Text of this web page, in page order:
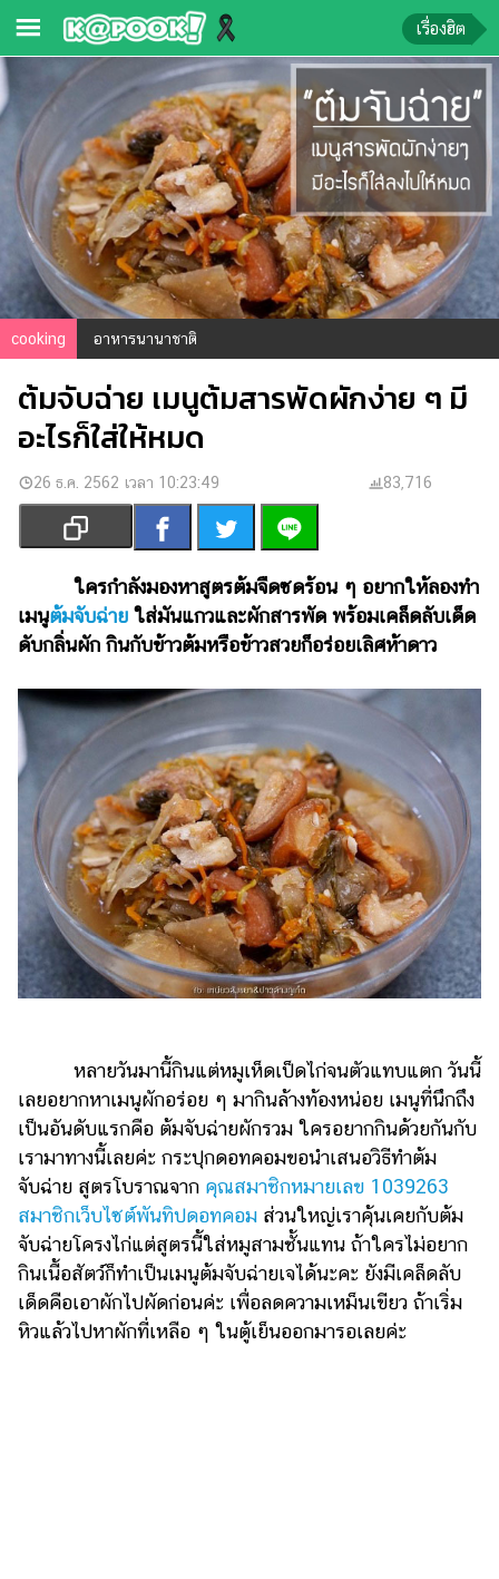
ข่าว-
ความ
รู้
ข่าว
ข่าว
บันเทิง
ตรวจ
หวย
ผล
บอล
สด
การ
เงิน
การ
ศึกษา
บันเทิง
Music
Station
ละคร
บันเทิง
เกาหลี
ไลฟ์
ไตล์
ผู้
หญิง
ผู้ชาย
สุขภาพ
ท่อง
เที่ยว
สูตร
เรื่องฮิต
cooking อาหารนานาชาติ
ต้มจับฉ่าย เมนูต้มสารพัดผักง่าย ๆ มี
อะไรก็ใส่ให้หมด
26 ธ.ค. 2562 เวลา 10:23:49 83,716
ใครกำลังมองหาสูตรต้มจืดซดร้อน ๆ อยากให้ลองทำ
เมนูต้มจับฉ่าย ใส่มันแกวและผักสารพัด พร้อมเคล็ดลับเด็ด
ดับกลิ่นผัก กินกับข้าวต้มหรือข้าวสวยก็อร่อยเลิศห้าดาว
หลายวันมานี้กินแต่หมูเห็ดเป็ดไก่จนตัวแทบแตก วันนี้
เลยอยากหาเมนูผักอร่อย ๆ มากินล้างท้องหน่อย เมนูที่นึกถึง
เป็นอันดับแรกคือ ต้มจับฉ่ายผักรวม ใครอยากกินด้วยกันกับ
เรามาทางนี้เลยค่ะ กระปุกดอทคอมขอนำเสนอวิธีทำต้ม
จับฉ่าย สูตรโบราณจาก คุณสมาชิกหมายเลข 1039263
สมาชิกเว็บไซต์พันทิปดอทคอม ส่วนใหญ่เราคุ้นเคยกับต้ม
จับฉ่ายโครงไก่แต่สูตรนี้ใส่หมูสามชั้นแทน ถ้าใครไม่อยาก
กินเนื้อสัตว์ก็ทำเป็นเมนูต้มจับฉ่ายเจได้นะคะ ยังมีเคล็ดลับ
เด็ดคือเอาผักไปผัดก่อนค่ะ เพื่อลดความเหม็นเขียว ถ้าเริ่ม
หิวแล้วไปหาผักที่เหลือ ๆ ในตู้เย็นออกมารอเลยค่ะ